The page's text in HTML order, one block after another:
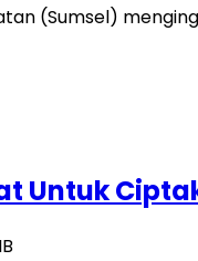
(Sumsel)
Untuk